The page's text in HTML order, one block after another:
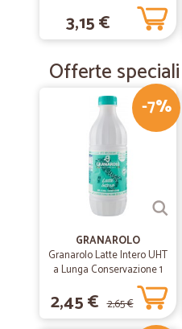
3,15 €
Offerte
-7%
GRANAROLO
Granarolo Latte Intero UHT
a Lunga Conservazione 1
2,45 € 2,65 €